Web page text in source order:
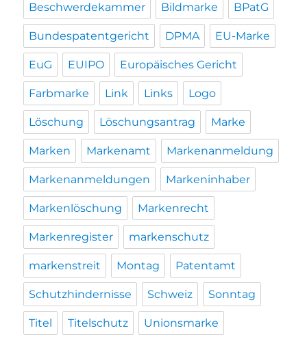
Beschwerdekammer Bildmarke BPatG
Bundespatentgericht DPMA EU-Marke
EuG EUIPO Europäisches Gericht
Farbmarke Link Links Logo
Löschung Löschungsantrag Marke
Marken Markenamt Markenanmeldung
Markenanmeldungen Markeninhaber
Markenlöschung Markenrecht
Markenregister markenschutz
markenstreit Montag Patentamt
Schutzhindernisse Schweiz Sonntag
Titel Titelschutz Unionsmarke